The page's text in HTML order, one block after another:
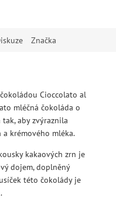
Značka
Cioccolato al
mléčná čokoláda o
aby zvýraznila
krémového mléka.
kakaových zrn je
dojem, doplněný
této čokolády je